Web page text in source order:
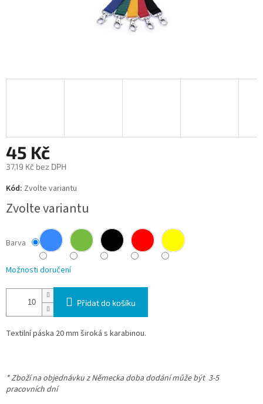
45 Kč
37,19 Kč bez DPH
Měrná
cena:
Kód: Zvolte variantu
Zvolte variantu
Barva
Možnosti doručení
Přidat do košíku
Textilní páska 20 mm široká s karabinou.
* Zboží na objednávku z Německa doba dodání může být 3-5
pracovních dní